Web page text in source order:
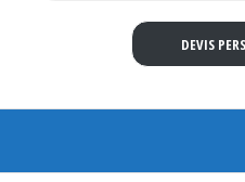
DEVIS